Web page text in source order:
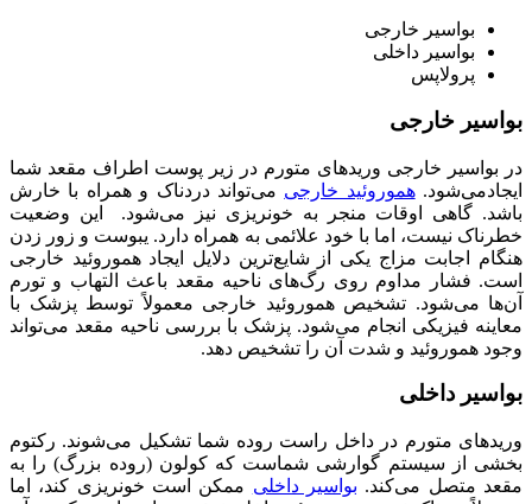
بواسیر خارجی
بواسیر داخلی
پرولاپس
بواسیر خارجی
در بواسیر خارجی وریدهای متورم در زیر پوست اطراف مقعد شما
ایجادمی‌شود.هموروئید خارجی می‌تواند دردناک و همراه با خارش
باشد. گاهی اوقات منجر به خونریزی نیز می‌شود. این وضعیت
خطرناک نیست، اما با خود علائمی به همراه دارد. یبوست و زور زدن
هنگام اجابت مزاج یکی از شایع‌ترین دلایل ایجاد هموروئید خارجی
است. فشار مداوم روی رگ‌های ناحیه مقعد باعث التهاب و تورم
آن‌ها می‌شود. تشخیص هموروئید خارجی معمولاً توسط پزشک با
معاینه فیزیکی انجام می‌شود. پزشک با بررسی ناحیه مقعد می‌تواند
وجود هموروئید و شدت آن را تشخیص دهد.
بواسیر داخلی
وریدهای متورم در داخل راست روده شما تشکیل می‌شوند. رکتوم
بخشی از سیستم گوارشی شماست که کولون (روده بزرگ) را به
مقعد متصل می‌کند. بواسیر داخلی ممکن است خونریزی کند، اما